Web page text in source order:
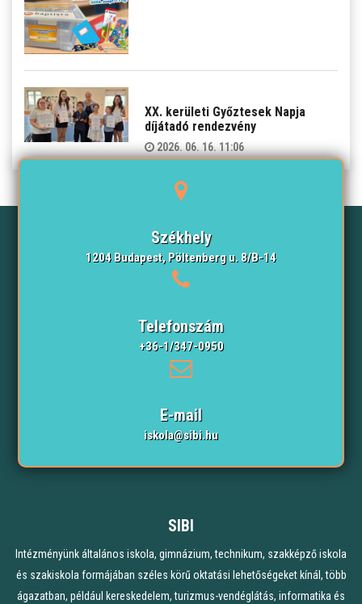
XX. kerületi Győztesek Napja
díjátadó rendezvény
2026. 06. 16. 11:06
Székhely
1204 Budapest, Pöltenberg u. 8/B-14
Telefonszám
+36-1/347-0950
E-mail
iskola@sibi.hu
SIBI
Intézményünk általános iskola, gimnázium, technikum, szakképző iskola
és szakiskola formájában széles körű oktatási lehetőségeket kínál, több
ágazatban, például kereskedelem, turizmus-vendéglátás, informatika és